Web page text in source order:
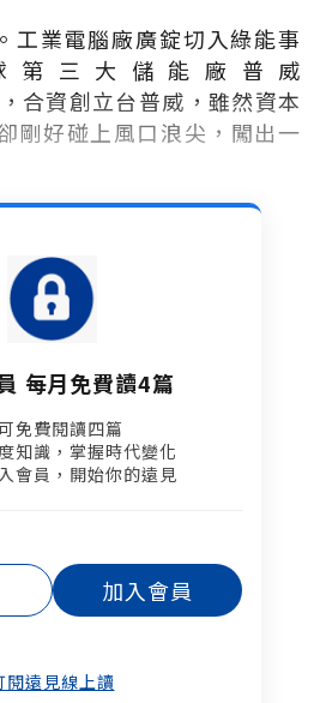
工業電腦廠廣錠切入綠能事
第三大儲能廠普威
合資創立台普威，雖然資本
剛好碰上風口浪尖，闖出一
每月免費讀4篇
免費閱讀四篇​
知識，掌握時代變化​
會員，開始你的遠見
加入會員
閱遠見線上讀